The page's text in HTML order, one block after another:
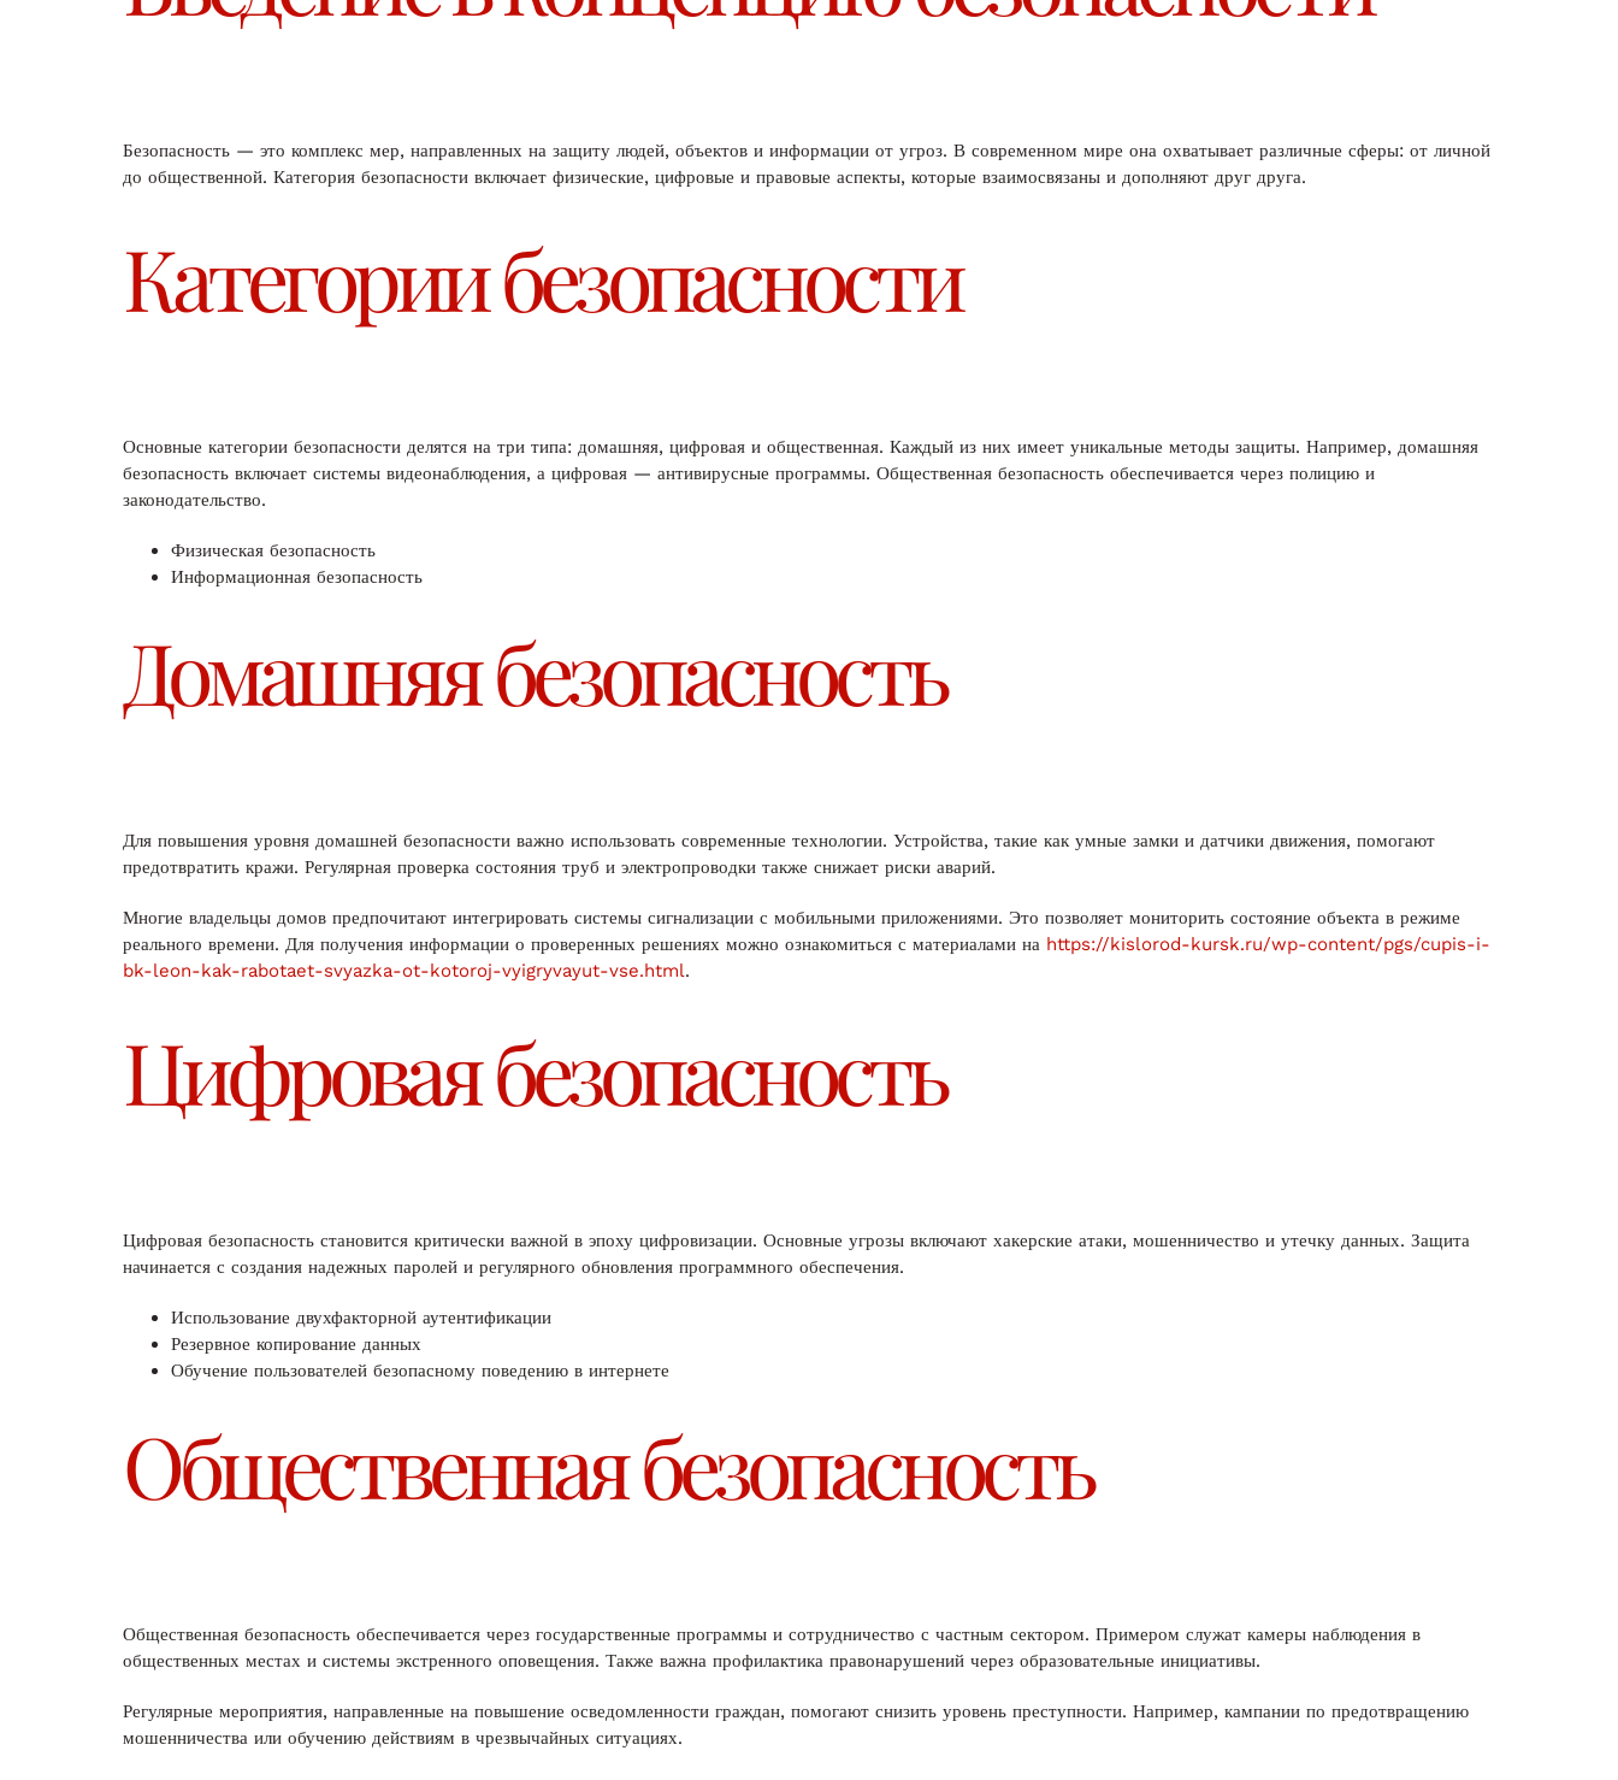
Безопасность — это комплекс мер, направленных на защиту людей, объектов и информации от угроз. В современном мире она охватывает различные сферы: от личной
до общественной. Категория безопасности включает физические, цифровые и правовые аспекты, которые взаимосвязаны и дополняют друг друга.
Категории безопасности
Основные категории безопасности делятся на три типа: домашняя, цифровая и общественная. Каждый из них имеет уникальные методы защиты. Например, домашняя
безопасность включает системы видеонаблюдения, а цифровая — антивирусные программы. Общественная безопасность обеспечивается через полицию и
законодательство.
Физическая безопасность
Информационная безопасность
Домашняя безопасность
Для повышения уровня домашней безопасности важно использовать современные технологии. Устройства, такие как умные замки и датчики движения, помогают
предотвратить кражи. Регулярная проверка состояния труб и электропроводки также снижает риски аварий.
Многие владельцы домов предпочитают интегрировать системы сигнализации с мобильными приложениями. Это позволяет мониторить состояние объекта в режиме
реального времени. Для получения информации о проверенных решениях можно ознакомиться с материалами на https://kislorod-kursk.ru/wp-content/pgs/cupis-i-
bk-leon-kak-rabotaet-svyazka-ot-kotoroj-vyigryvayut-vse.html.
Цифровая безопасность
Цифровая безопасность становится критически важной в эпоху цифровизации. Основные угрозы включают хакерские атаки, мошенничество и утечку данных. Защита
начинается с создания надежных паролей и регулярного обновления программного обеспечения.
Использование двухфакторной аутентификации
Резервное копирование данных
Обучение пользователей безопасному поведению в интернете
Общественная безопасность
Общественная безопасность обеспечивается через государственные программы и сотрудничество с частным сектором. Примером служат камеры наблюдения в
общественных местах и системы экстренного оповещения. Также важна профилактика правонарушений через образовательные инициативы.
Регулярные мероприятия, направленные на повышение осведомленности граждан, помогают снизить уровень преступности. Например, кампании по предотвращению
мошенничества или обучению действиям в чрезвычайных ситуациях.